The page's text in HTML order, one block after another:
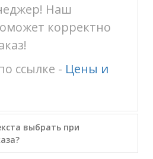
Наш
корректно
ссылке - Цены и
выбрать при